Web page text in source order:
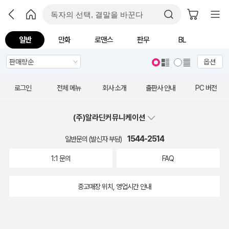
일반 만화 로맨스 판무 BL
옵션
로그인 전체 메뉴 회사 소개 출판사 안내 PC 버전
(주)알라딘커뮤니케이션
일반문의 (발신자 부담) 1544-2514
1:1 문의 FAQ
중고매장 위치, 영업시간 안내